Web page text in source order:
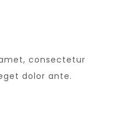
consectetur
dolor ante.